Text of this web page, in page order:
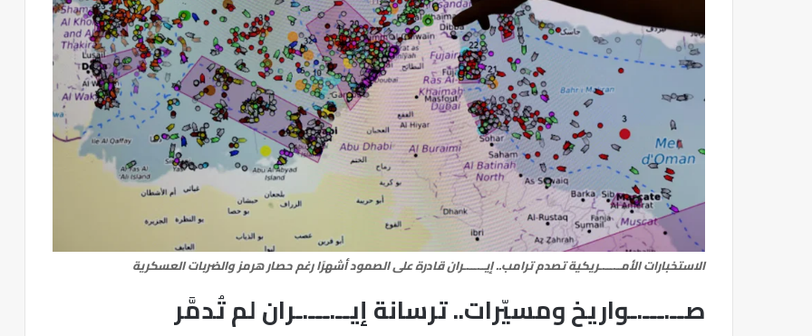
الاستخبارات الأمــ.ـــ.ـريكية تصدم ترامب.. إيــ.ـــ.ـران قادرة على الصمود أشهرًا رغم حصار هرمز والضربات العسكرية
صــ.ـــ.ـواريخ ومسيّرات.. ترسانة إيــ.ـــ.ـران لم تُدمَّر